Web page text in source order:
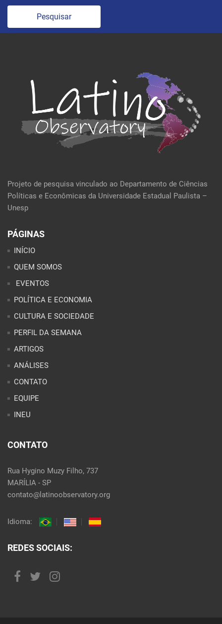
Pesquisar
Projeto de pesquisa vinculado ao Departamento de Ciências
Políticas e Econômicas da Universidade Estadual Paulista –
Unesp
PÁGINAS
INÍCIO
QUEM SOMOS
EVENTOS
POLÍTICA E ECONOMIA
CULTURA E SOCIEDADE
PERFIL DA SEMANA
ARTIGOS
ANÁLISES
CONTATO
EQUIPE
INEU
CONTATO
Rua Hygino Muzy Filho, 737
MARÍLIA - SP
contato@latinoobservatory.org
Idioma:
REDES SOCIAIS: